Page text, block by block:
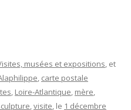
musées et expositions, et
, carte postale
, Loire-Atlantique, mère,
,visite, le 1 décembre